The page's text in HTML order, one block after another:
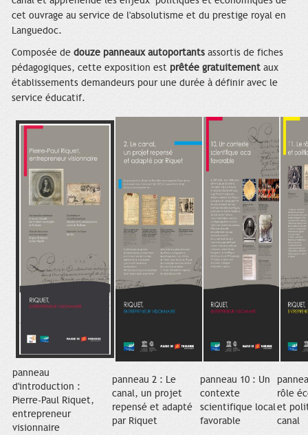
cet ouvrage au service de l'absolutisme et du prestige royal en
Languedoc.
Composée de douze panneaux autoportants assortis de fiches
pédagogiques, cette exposition est prêtée gratuitement aux
établissements demandeurs pour une durée à définir avec le
service éducatif.
panneau
d'introduction :
Pierre-Paul Riquet,
entrepreneur
visionnaire
panneau 2 : Le
canal, un projet
repensé et adapté
par Riquet
panneau 10 : Un
contexte
scientifique local
favorable
rôle
et
canal